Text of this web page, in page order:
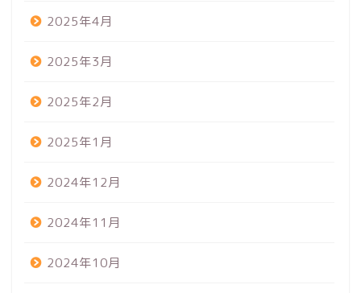
2025年4月
2025年3月
2025年2月
2025年1月
2024年12月
2024年11月
2024年10月